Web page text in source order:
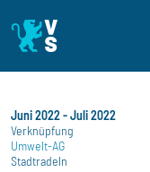
Juni 2022-Juli 2022
Verknüpfung
Umwelt-AG
Stadtradeln